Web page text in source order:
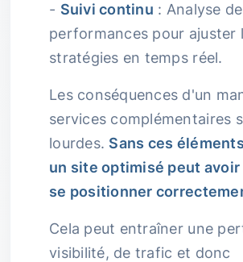
- Suivi continu : Analyse
performances pour ajuster
stratégies en temps réel.
Les conséquences d'un
services complémentaires
lourdes. Sans ces
un site optimisé peut avoir
se positionner
Cela peut entraîner une
visibilité, de trafic et donc